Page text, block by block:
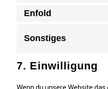
Enfold
Sonstiges
7. Einwilligung
Wenn du unsere Website